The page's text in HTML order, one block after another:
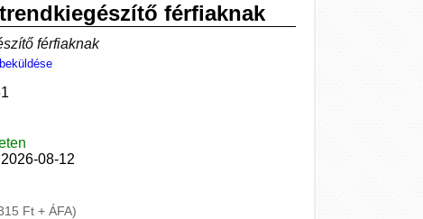
férfiaknak
férfiaknak
2026-08-12
Ft + ÁFA)